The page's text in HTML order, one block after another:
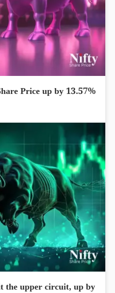
Price up by 13.57%
the upper circuit, up by